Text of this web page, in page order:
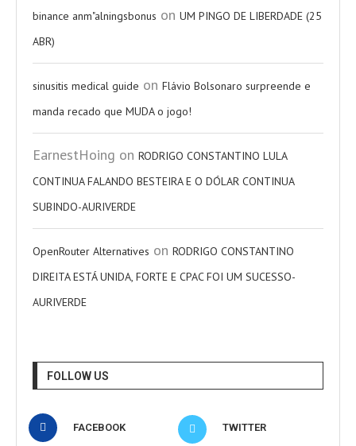
binance anm"alningsbonus on UM PINGO DE LIBERDADE (25
ABR)
sinusitis medical guide on Flávio Bolsonaro surpreende e
manda recado que MUDA o jogo!
EarnestHoing on RODRIGO CONSTANTINO LULA
CONTINUA FALANDO BESTEIRA E O DÓLAR CONTINUA
SUBINDO-AURIVERDE
OpenRouter Alternatives on RODRIGO CONSTANTINO
DIREITA ESTÁ UNIDA, FORTE E CPAC FOI UM SUCESSO-
AURIVERDE
FOLLOW US
FACEBOOK TWITTER